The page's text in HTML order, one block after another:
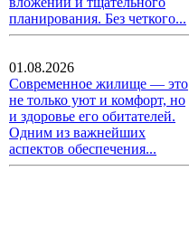
планирования. Без четкого...
01.08.2026
Современное жилище — это
не только уют и комфорт, но
и здоровье его обитателей.
Одним из важнейших
аспектов обеспечения...